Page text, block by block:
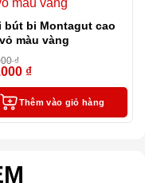
bút bi Montagut cao
màu vàng
₫
₫
Thêm vào giỏ hàng